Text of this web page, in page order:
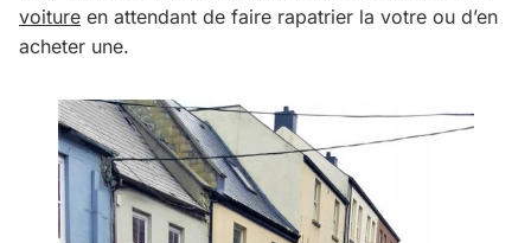
voiture en attendant de faire rapatrier la votre ou d’en
acheter une.